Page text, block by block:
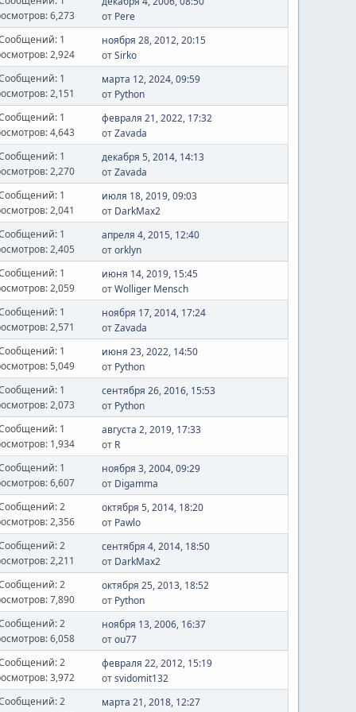
6,273
от Pere
1
2,924
ноября 28, 2012, 20:15
отSirko
1
2,151
марта 12, 2024, 09:59
от Python
1
4,643
февраля 21, 2022, 17:32
отZavada
1
2,270
декабря 5, 2014, 14:13
отZavada
1
2,041
июля 18, 2019, 09:03
от DarkMax2
1
2,405
апреля 4, 2015, 12:40
отorklyn
1
2,059
июня 14, 2019, 15:45
отWolliger Mensch
1
2,571
ноября 17, 2014, 17:24
отZavada
1
5,049
июня 23, 2022, 14:50
от Python
1
2,073
сентября 26, 2016, 15:53
от Python
1
1,934
августа 2, 2019, 17:33
от R
1
6,607
ноября 3, 2004, 09:29
от Digamma
2
2,356
октября 5, 2014, 18:20
от Pawlo
2
2,211
сентября 4, 2014, 18:50
от DarkMax2
2
7,890
октября 25, 2013, 18:52
от Python
2
6,058
ноября 13, 2006, 16:37
отou77
2
3,972
февраля 22, 2012, 15:19
отsvidomit132
2
марта 21, 2018, 12:27